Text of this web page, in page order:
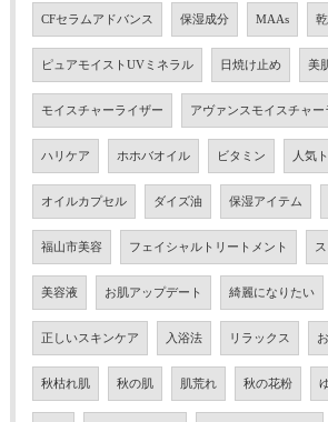
CFセラムアドバンス 保湿成分 MAAs
ピュアモイストUVミネラル 日焼け止め 美
モイスチャーライザー アヴァンスモイスチャー
ハリケア ホホバオイル ビタミン 人気
オイルカプセル ダイズ油 保湿アイテム
福山市美容 フェイシャルトリートメント
美容液 お肌アップデート 綺麗になりたい
正しいスキンケア 入浴法 リラックス
秋枯れ肌 秋の肌 肌荒れ 秋の花粉